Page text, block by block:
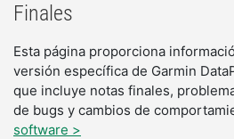
Finales
Esta página proporciona
versión específica de Garmin
que incluye notas finales,
de bugs y cambios de
software >